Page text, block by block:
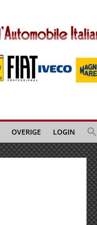
OVERIGE LOGIN